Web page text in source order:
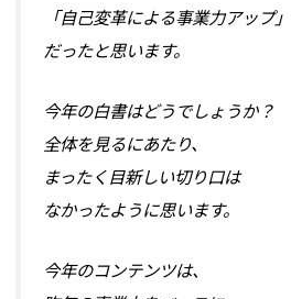
「自己変革による事業力アップ」
だったと思います。
今年の白書はどうでしょうか？
全体を見るにあたり、
まったく目新しい切り口は
なかったように思います。
今年のコンテンツは、